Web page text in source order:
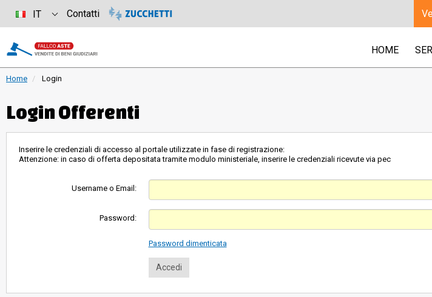
HOME
Home Login
Login Offerenti
Inserire le credenziali di accesso al portale utilizzate in fase di registrazione:
Attenzione: in caso di offerta depositata tramite modulo ministeriale, inserire le credenziali ricevute via pec
Username o Email:
Password:
Password dimenticata
IT Contatti